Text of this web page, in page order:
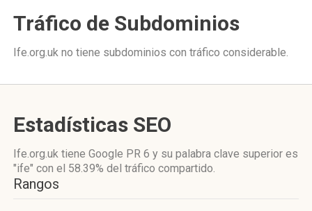
Tráfico de Subdominios
Ife.org.uk no tiene subdominios con tráfico considerable.
Estadísticas SEO
Ife.org.uk tiene Google PR 6 y su palabra clave superior es
"ife" con el 58.39% del tráfico compartido.
Rangos